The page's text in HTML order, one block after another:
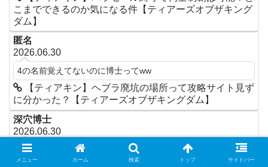
こまでできるのか気になる件【ティアーズオブザキング
ダム】
匿名
2026.06.30
4の名前覚えてないのに博士ってww
【ティアキン】ヘブラ廃坑の場所って攻略サイト見ず
に分かった？【ティアーズオブザキングダム】
深穴博士
2026.06.30
見つかりにくい深穴5選1リト村の深穴2ハイラル城外堀西深穴
3ハイラル城外堀東深穴4ゾーラの里地下深穴(こんな名前だっ
メニュー ホーム 検索 トップ サイドバー